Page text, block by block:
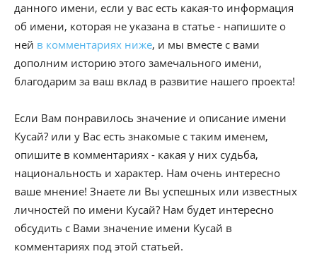
данного имени, если у вас есть какая-то информация
об имени, которая не указана в статье - напишите о
ней в комментариях ниже, и мы вместе с вами
дополним историю этого замечального имени,
благодарим за ваш вклад в развитие нашего проекта!
Если Вам понравилось значение и описание имени
Кусай? или у Вас есть знакомые с таким именем,
опишите в комментариях - какая у них судьба,
национальность и характер. Нам очень интересно
ваше мнение! Знаете ли Вы успешных или известных
личностей по имени Кусай? Нам будет интересно
обсудить с Вами значение имени Кусай в
комментариях под этой статьей.